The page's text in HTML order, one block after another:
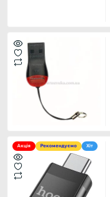
Акція Рекомендуємо Хіт